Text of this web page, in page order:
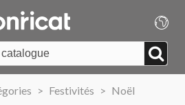
> Festivités > Noël